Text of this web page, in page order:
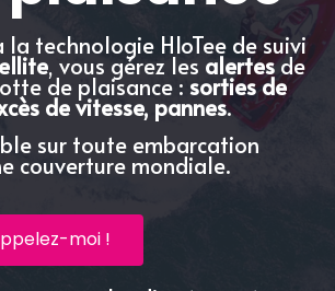
la technologie HIoTee de suivi
, vous gérez les alertesde
de plaisance : sorties de
de vitesse, pannes.
sur toute embarcation
couverture mondiale.
moi !